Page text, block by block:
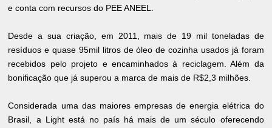
e conta com recursos do PEE ANEEL.
Desde a sua criação, em 2011, mais de 19 mil toneladas de
resíduos e quase 95mil litros de óleo de cozinha usados já foram
recebidos pelo projeto e encaminhados à reciclagem. Além da
bonificação que já superou a marca de mais de R$2,3 milhões.
Considerada uma das maiores empresas de energia elétrica do
Brasil, a Light está no país há mais de um século oferecendo